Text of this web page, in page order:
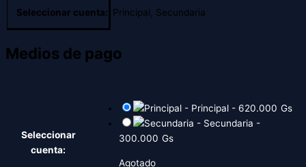
Seleccionar cuenta: Principal, Secundaria
Medios de pago
Seleccionar
cuenta:
- Principal - 620.000 Gs
- Secundaria -
300.000 Gs
Agotado